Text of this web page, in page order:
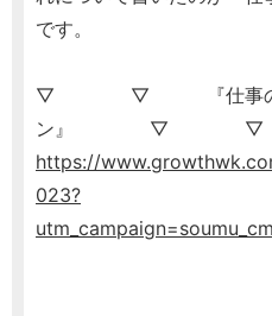
です。
▽ ▽ 『仕事のハテ
ン』 ▽ ▽
https://
023?